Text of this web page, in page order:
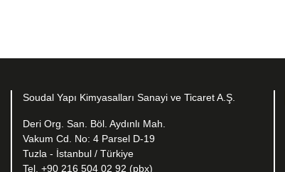
Soudal Yapı Kimyasalları Sanayi ve Ticaret A.Ş.
Deri Org. San. Böl. Aydınlı Mah.
Vakum Cd. No: 4 Parsel D-19
Tuzla - İstanbul / Türkiye
Tel. +90 216 504 02 92 (pbx)